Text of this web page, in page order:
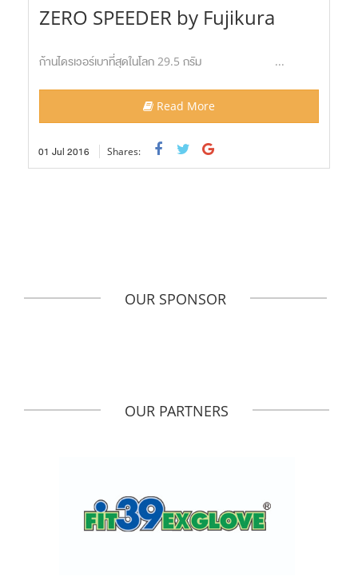
ZERO SPEEDER by Fujikura
ก้านไดรเวอร์เบาที่สุดในโลก 29.5 กรัม ...
Read More
01 Jul 2016 Shares:
OUR SPONSOR
OUR PARTNERS